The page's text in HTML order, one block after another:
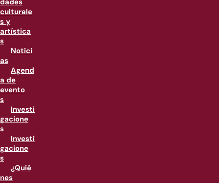
dades
culturale
s y
artística
s
Notici
as
Agend
a de
evento
s
Investi
gacione
s
Investi
gacione
s
¿Quié
nes